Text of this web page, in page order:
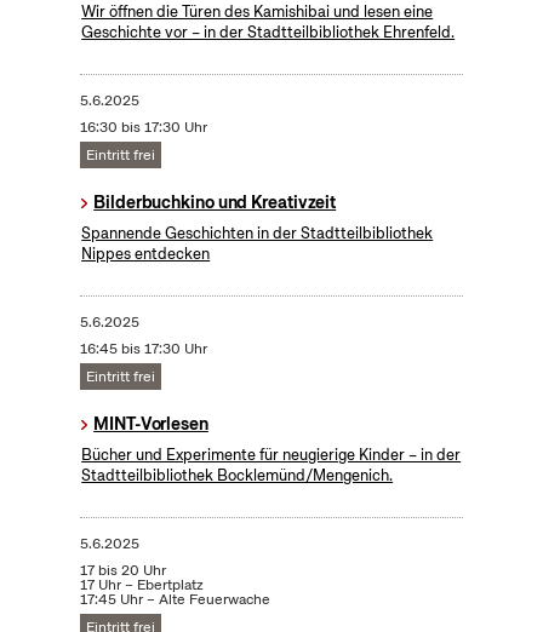
Wir öffnen die Türen des Kamishibai und lesen eine
Geschichte vor – in der Stadtteilbibliothek Ehrenfeld.
5.6.2025
16:30 bis 17:30 Uhr
Eintritt frei
Bilderbuchkino und Kreativzeit
Spannende Geschichten in der Stadtteilbibliothek
Nippes entdecken
5.6.2025
16:45 bis 17:30 Uhr
Eintritt frei
MINT-Vorlesen
Bücher und Experimente für neugierige Kinder – in der
Stadtteilbibliothek Bocklemünd/Mengenich.
5.6.2025
17 bis 20 Uhr
17 Uhr – Ebertplatz
17:45 Uhr – Alte Feuerwache
Eintritt frei